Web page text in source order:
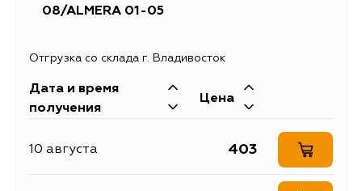
08/ALMERA 01-05
Отгрузка со склада г. Владивосток
Дата и время
получения
Цена
10 августа 403